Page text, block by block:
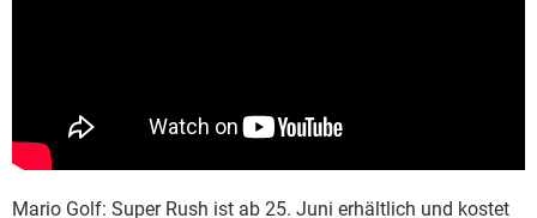
Mario Golf: Super Rush ist ab 25. Juni erhältlich und kostet